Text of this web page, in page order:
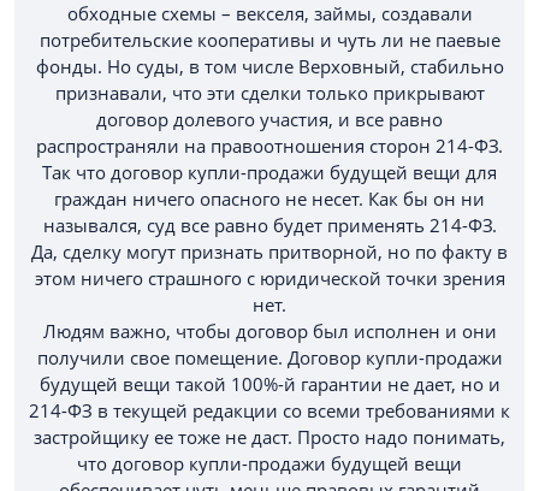
обходные схемы – векселя, займы, создавали
потребительские кооперативы и чуть ли не паевые
фонды. Но суды, в том числе Верховный, стабильно
признавали, что эти сделки только прикрывают
договор долевого участия, и все равно
распространяли на правоотношения сторон 214-ФЗ.
Так что договор купли-продажи будущей вещи для
граждан ничего опасного не несет. Как бы он ни
назывался, суд все равно будет применять 214-ФЗ.
Да, сделку могут признать притворной, но по факту в
этом ничего страшного с юридической точки зрения
нет.
Людям важно, чтобы договор был исполнен и они
получили свое помещение. Договор купли-продажи
будущей вещи такой 100%-й гарантии не дает, но и
214-ФЗ в текущей редакции со всеми требованиями к
застройщику ее тоже не даст. Просто надо понимать,
что договор купли-продажи будущей вещи